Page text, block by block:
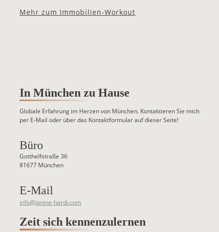
Mehr zum Immobilien-Workout
In München zu Hause
Globale Erfahrung im Herzen von München. Kontaktieren Sie mich
per E-Mail oder über das Kontaktformular auf dieser Seite!
Büro
Gotthelfstraße 36
81677 München
E-Mail
info@janine-hardi.com
Zeit sich kennenzulernen